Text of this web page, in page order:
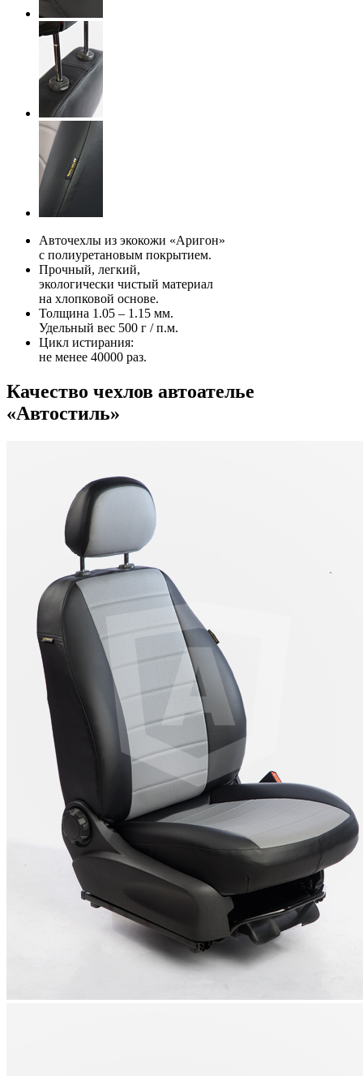
Авточехлы из экокожи «Аригон»
с полиуретановым покрытием.
Прочный, легкий,
экологически чистый материал
на хлопковой основе.
Толщина 1.05 – 1.15 мм.
Удельный вес 500 г / п.м.
Цикл истирания:
не менее 40000 раз.
Качество чехлов автоателье
«Автостиль»